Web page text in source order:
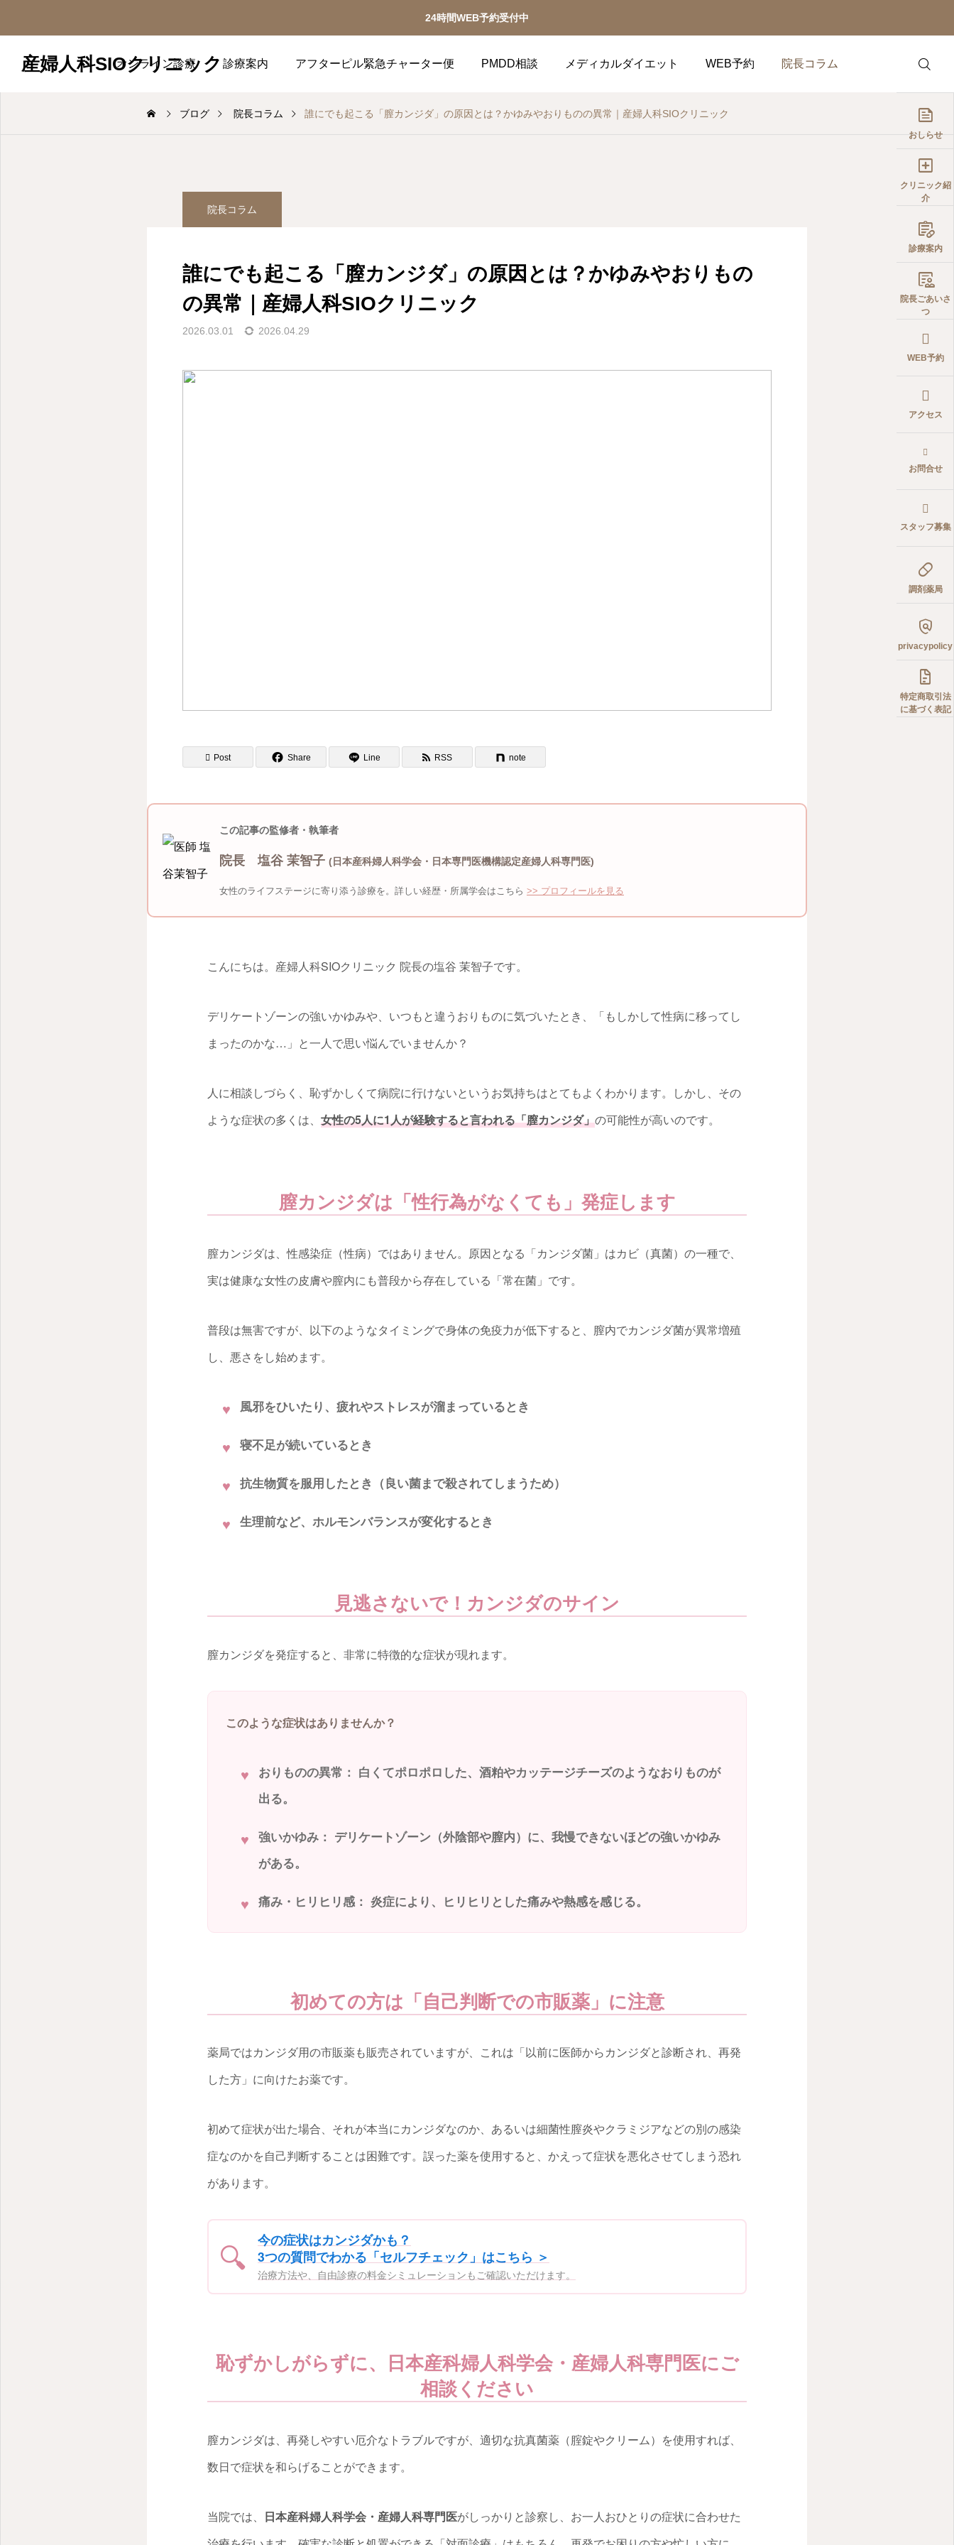
24時間WEB予約受付中
産婦人科SIOクリニック
オンライン診療 診療案内 アフターピル緊急チャーター便 PMDD相談 メディカルダイエット WEB予約 院長コラム

おしらせ

クリニック紹
介

診療案内

院長ごあいさ
つ
WEB予約
アクセス
お問合せ
スタッフ募集

調剤薬局

privacypolicy

特定商取引法
に基づく表記
ブログ 院長コラム 誰にでも起こる「膣カンジダ」の原因とは？かゆみやおりものの異常｜産婦人科SIOクリニック
院長コラム
誰にでも起こる「膣カンジダ」の原因とは？かゆみやおりもの
の異常｜産婦人科SIOクリニック
2026.03.01 2026.04.29
Post Share Line RSS note
この記事の監修者・執筆者
院長 塩谷 茉智子 (日本産科婦人科学会・日本専門医機構認定産婦人科専門医)
女性のライフステージに寄り添う診療を。詳しい経歴・所属学会はこちら >> プロフィールを見る
こんにちは。産婦人科SIOクリニック 院長の塩谷 茉智子です。
デリケートゾーンの強いかゆみや、いつもと違うおりものに気づいたとき、「もしかして性病に移ってし
まったのかな…」と一人で思い悩んでいませんか？
人に相談しづらく、恥ずかしくて病院に行けないというお気持ちはとてもよくわかります。しかし、その
ような症状の多くは、 女性の5人に1人が経験すると言われる「膣カンジダ」の可能性が高いのです。
膣カンジダは「性行為がなくても」発症します
膣カンジダは、性感染症（性病）ではありません。原因となる「カンジダ菌」はカビ（真菌）の一種で、
実は健康な女性の皮膚や膣内にも普段から存在している「常在菌」です。
普段は無害ですが、以下のようなタイミングで身体の免疫力が低下すると、膣内でカンジダ菌が異常増殖
し、悪さをし始めます。
風邪をひいたり、疲れやストレスが溜まっているとき
寝不足が続いているとき
抗生物質を服用したとき（良い菌まで殺されてしまうため）
生理前など、ホルモンバランスが変化するとき
見逃さないで！カンジダのサイン
膣カンジダを発症すると、非常に特徴的な症状が現れます。
このような症状はありませんか？
おりものの異常： 白くてポロポロした、酒粕やカッテージチーズのようなおりものが
出る。
強いかゆみ： デリケートゾーン（外陰部や膣内）に、我慢できないほどの強いかゆみ
がある。
痛み・ヒリヒリ感： 炎症により、ヒリヒリとした痛みや熱感を感じる。
初めての方は「自己判断での市販薬」に注意
薬局ではカンジダ用の市販薬も販売されていますが、これは「以前に医師からカンジダと診断され、再発
した方」に向けたお薬です。
初めて症状が出た場合、それが本当にカンジダなのか、あるいは細菌性膣炎やクラミジアなどの別の感染
症なのかを自己判断することは困難です。誤った薬を使用すると、かえって症状を悪化させてしまう恐れ
があります。
🔍
今の症状はカンジダかも？
3つの質問でわかる「セルフチェック」はこちら ＞
治療方法や、自由診療の料金シミュレーションもご確認いただけます。
恥ずかしがらずに、日本産科婦人科学会・産婦人科専門医にご
相談ください
膣カンジダは、再発しやすい厄介なトラブルですが、適切な抗真菌薬（腟錠やクリーム）を使用すれば、
数日で症状を和らげることができます。
当院では、 日本産科婦人科学会・産婦人科専門医がしっかりと診察し、お一人おひとりの症状に合わせた